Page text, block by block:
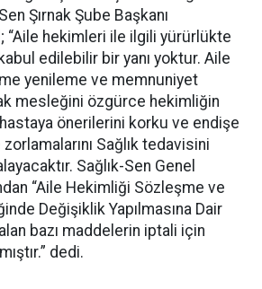
Şırnak Şube Başkanı
“Aile hekimleri ile ilgili yürürlükte
edilebilir bir yanı yoktur. Aile
yenileme ve memnuniyet
mesleğini özgürce hekimliğin
önerilerini korku ve endişe
Sağlık tedavisini
Sağlık-Sen Genel
“Aile Hekimliği Sözleşme ve
Değişiklik Yapılmasına Dair
bazı maddelerin iptali için
dedi.